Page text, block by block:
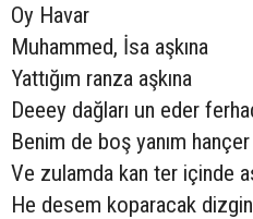
Oy Havar
Muhammed, İsa aşkına
Yattığım ranza aşkına
Deeey dağları un eder
Benim de boş yanım hançer
Ve zulamda kan ter içinde
He desem koparacak